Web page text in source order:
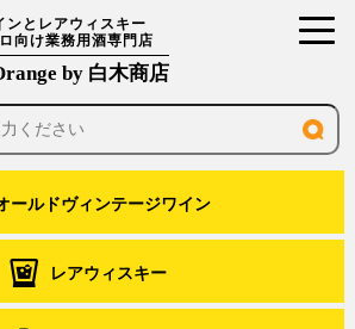
ンとレアウィスキー
向け業務用酒専門店
by 白木商店
ールドヴィンテージワイン
レアウィスキー